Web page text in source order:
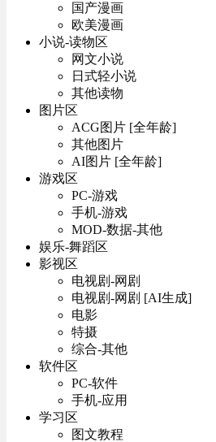
国产漫画
欧美漫画
小说-读物区
网文小说
日式轻小说
其他读物
图片区
ACG图片 [全年龄]
其他图片
AI图片 [全年龄]
游戏区
PC-游戏
手机-游戏
MOD-数据-其他
娱乐-舞蹈区
影视区
电视剧-网剧
电视剧-网剧 [AI生成]
电影
特摄
综合-其他
软件区
PC-软件
手机-应用
学习区
图文教程